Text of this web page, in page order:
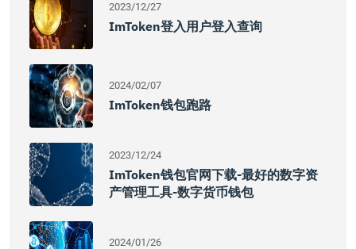
2023/12/27
ImToken登入用户登入查询
2024/02/07
ImToken钱包跑路
2023/12/24
ImToken钱包官网下载-最好的数字资
产管理工具-数字货币钱包
2024/01/26